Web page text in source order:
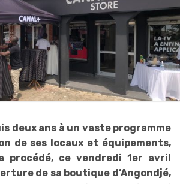
deux ans à un vaste programme
de ses locaux et équipements,
procédé, ce vendredi 1er avril
de sa boutique d’Angondjé,